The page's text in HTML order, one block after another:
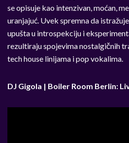
se opisuje kao intenzivan, moćan,
uranjajuć. Uvek spremna da
upušta u introspekciju i
rezultiraju spojevima nostalgičnih
tech house linijama i pop vokalima.
DJ Gigola | Boiler Room Berlin: